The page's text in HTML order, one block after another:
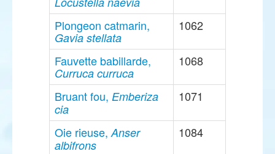
Plongeon catmarin,
Gavia stellata
1062
Fauvette babillarde,
Curruca curruca
1068
Bruant fou, Emberiza
cia
1071
Oie rieuse,Anser
albifrons
1084